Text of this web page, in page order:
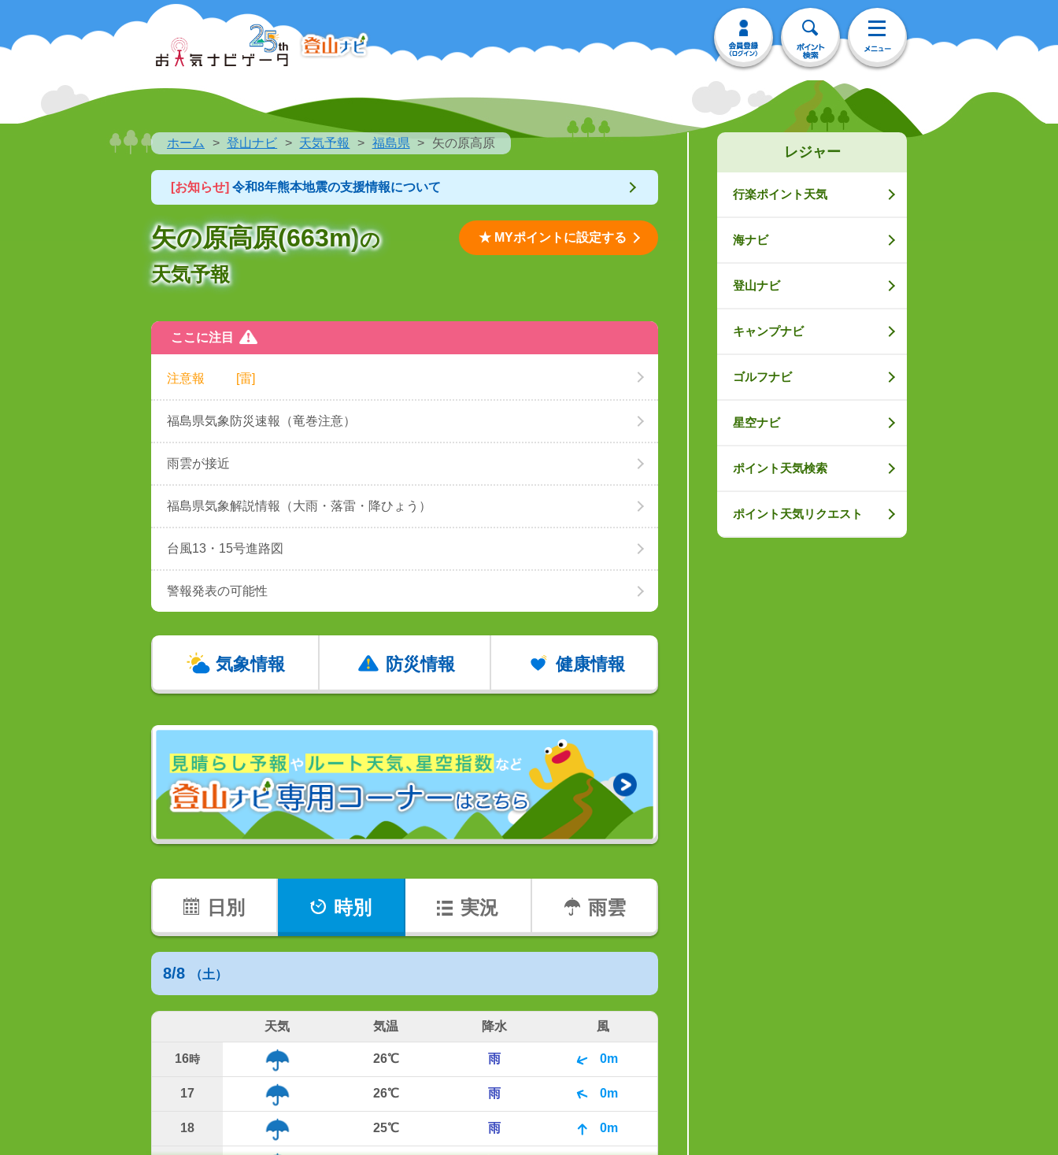
ホーム 登山ナビ 天気予報 福島県 矢の原高原
[お知らせ] 令和8年熊本地震の支援情報について
矢の原高原(663m)の
天気予報
★ MYポイントに設定する
ここに注目
注意報 [雷]
福島県気象防災速報（竜巻注意）
雨雲が接近
福島県気象解説情報（大雨・落雷・降ひょう）
台風13・15号進路図
警報発表の可能性
気象情報 防災情報 健康情報
日別 時別 実況 雨雲
8/8 （土）
天気 気温 降水 風
16時 26℃ 雨 0m
17 26℃ 雨 0m
18 25℃ 雨 0m
レジャー
行楽ポイント天気
海ナビ
登山ナビ
キャンプナビ
ゴルフナビ
星空ナビ
ポイント天気検索
ポイント天気リクエスト